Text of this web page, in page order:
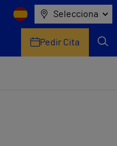
Selecciona
Pedir Cita